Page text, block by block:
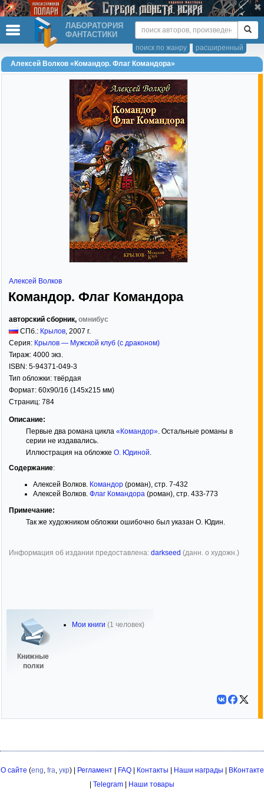
ЛАБОРАТОРИЯ
ФАНТАСТИКИ
расширенный
поиск по жанру
Алексей Волков «Командор. Флаг Командора»
Алексей Волков
Командор. Флаг Командора
авторский сборник, омнибус
СПб.: Крылов, 2007 г.
Серия: Крылов — Мужской клуб (с драконом)
Тираж: 4000 экз.
ISBN: 5-94371-049-3
Тип обложки: твёрдая
Формат: 60x90/16 (145x215 мм)
Страниц: 784
Описание:
Первые два романа цикла «Командор». Остальные романы в
серии не издавались.
Иллюстрация на обложке О. Юдиной.
Содержание:
Алексей Волков. Командор (роман), стр. 7-432
Алексей Волков. Флаг Командора (роман), стр. 433-773
Примечание:
Так же художником обложки ошибочно был указан О. Юдин.
Информация об издании предоставлена: darkseed (данн. о художн.)
Книжные
полки
Мои книги (1 человек)
О сайте (eng, fra, укр) | Регламент| FAQ| Контакты Наши награды
ВКонтакте
Telegram Наши товары